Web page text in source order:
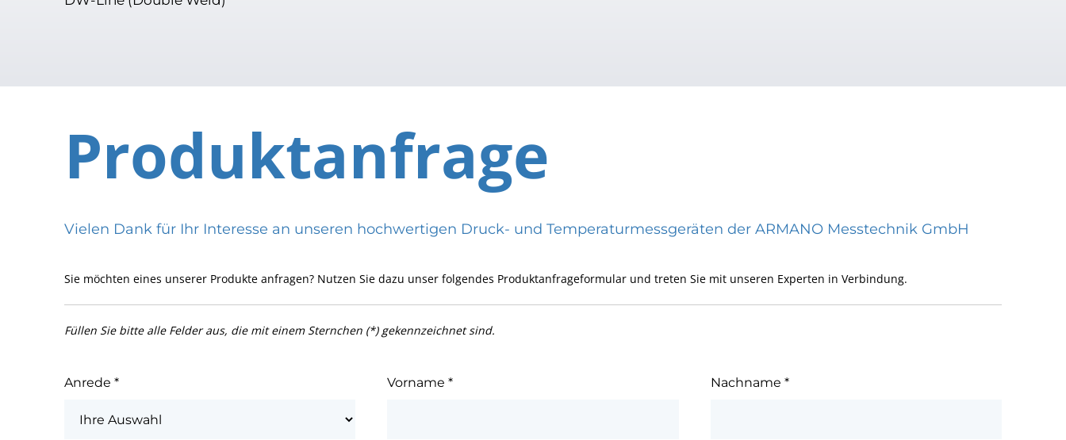
Produktanfrage
Vielen Dank für Ihr Interesse an unseren hochwertigen Druck- und Temperaturmessgeräten der ARMANO Messtechnik GmbH
Sie möchten eines unserer Produkte anfragen? Nutzen Sie dazu unser folgendes Produktanfrageformular und treten Sie mit unseren Experten in Verbindung.
Füllen Sie bitte alle Felder aus, die mit einem Sternchen (*) gekennzeichnet sind.
Anrede * Vorname* Nachname *